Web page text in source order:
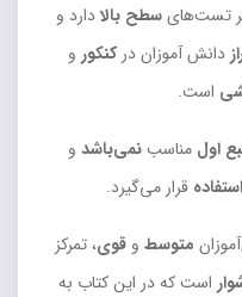
بر تست‌هایسطح بالادارد و
دانش آموزان درکنکور و
است.
اول مناسبنمی‌باشد و
استفاده قرار می‌گیرد.
متوسط وقوی، تمرکز
است که در این کتاب به